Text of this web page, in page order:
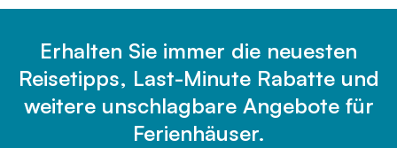
Erhalten Sie immer die neuesten
Reisetipps, Last-Minute Rabatte und
weitere unschlagbare Angebote für
Ferienhäuser.